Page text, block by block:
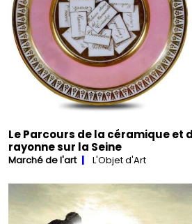
Le Parcours de la céramique et
rayonne sur la Seine
Marché de l'art L'Objet d'Art